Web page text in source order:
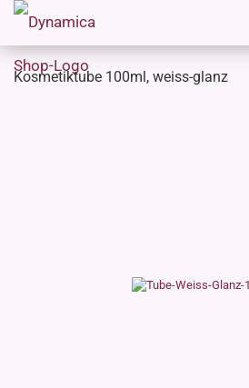
Kosmetiktube 100ml, weiss-glanz